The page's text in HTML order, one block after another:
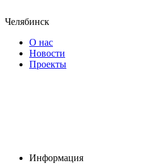
Челябинск
О нас
Новости
Проекты
Информация